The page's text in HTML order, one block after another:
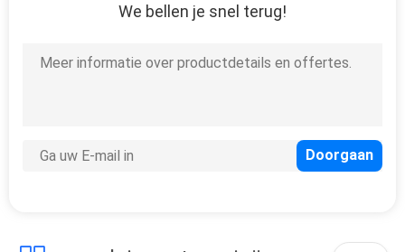
We bellen je snel terug!